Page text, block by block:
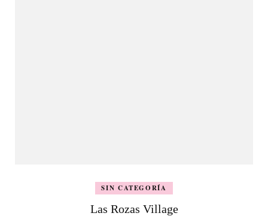
SIN CATEGORÍA
Las Rozas Village